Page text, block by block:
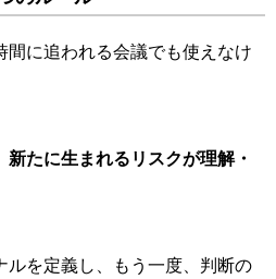
間に追われる会議でも使えなけ
たに生まれるリスクが理解・
ルを定義し、もう一度、判断の